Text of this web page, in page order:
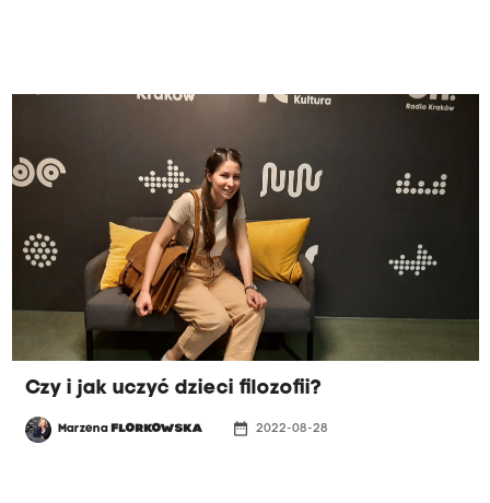
Czy i jak uczyć dzieci filozofii?
Marzena FLORKOWSKA date_range 2022-08-28